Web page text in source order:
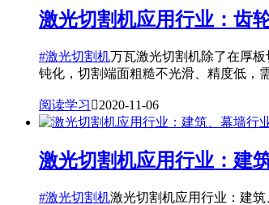
激光切割机应用行业：齿
#激光切割机万瓦激光切割机除了在厚
钝化，切割端面粗糙不光滑、精度低，
阅读学习 2020-11-06
激光切割机应用行业：建
#激光切割机激光切割机应用行业：建